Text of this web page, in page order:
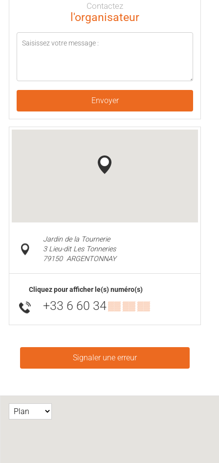
Contactez
l'organisateur
Envoyer
Jardin de la Tournerie
3 Lieu-dit Les Tonneries
79150 ARGENTONNAY
Cliquez pour afficher le(s) numéro(s)
+33 6 60 34▒▒ ▒▒ ▒▒
Signaler une erreur